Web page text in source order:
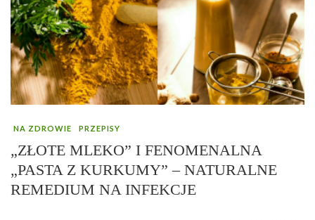
NA ZDROWIE PRZEPISY
„ZŁOTE MLEKO” I FENOMENALNA
„PASTA Z KURKUMY” – NATURALNE
REMEDIUM NA INFEKCJE